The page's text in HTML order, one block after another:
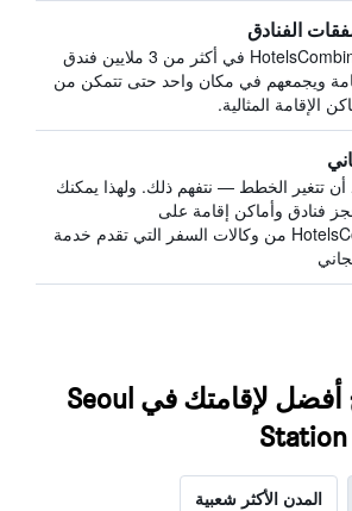
الفنادق
يبحث HotelsCombined في أكثر من 3 ملايين فندق
ويجمعهم في مكان واحد حتى تتمكن من
الإقامة المثالية.
أن تتغير الخطط — نتفهم ذلك. ولهذا يمكنك
فنادق وأماكن إقامة على
HotelsCombined من وكالات السفر التي تقدم خدمة
اعثر على نتائج أفضل لإقامتك في Seoul
Station
المدن الأكثر شعبية